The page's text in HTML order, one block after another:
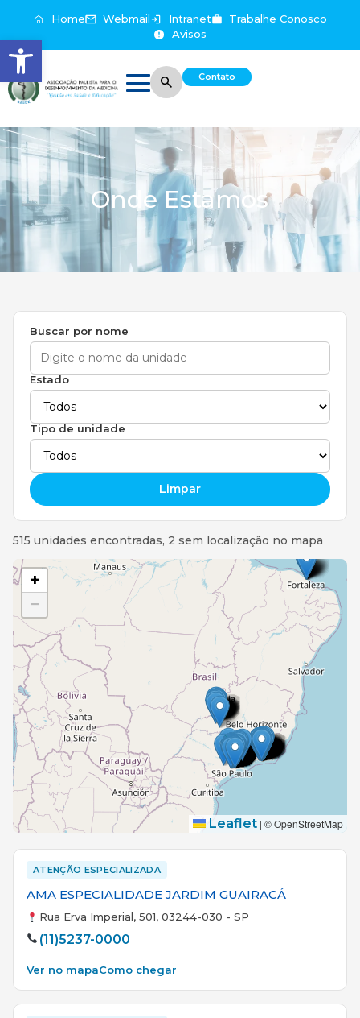
Abrir a barra de ferramentas
Home Webmail Intranet
Trabalhe Conosco
Avisos
Contato
Onde Estamos
Buscar por nome
Estado
Tipo de unidade
Limpar
515 unidades encontradas, 2 sem localização no mapa
+
−
Leaflet | © OpenStreetMap
ATENÇÃO ESPECIALIZADA
AMA ESPECIALIDADE JARDIM GUAIRACÁ
Rua Erva Imperial, 501, 03244-030 - SP
(11)5237-0000
Ver no mapaComo chegar